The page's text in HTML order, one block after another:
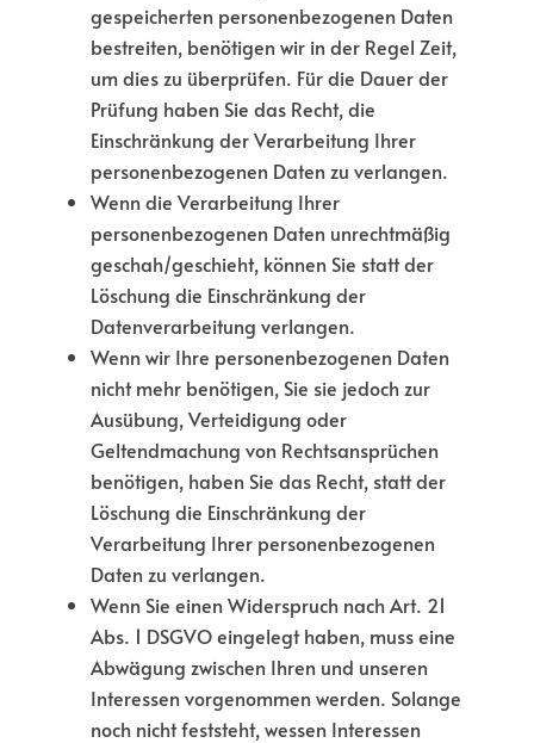
gespeicherten personenbezogenen Daten
bestreiten, benötigen wir in der Regel Zeit,
um dies zu überprüfen. Für die Dauer der
Prüfung haben Sie das Recht, die
Einschränkung der Verarbeitung Ihrer
personenbezogenen Daten zu verlangen.
Wenn die Verarbeitung Ihrer
personenbezogenen Daten unrechtmäßig
geschah/geschieht, können Sie statt der
Löschung die Einschränkung der
Datenverarbeitung verlangen.
Wenn wir Ihre personenbezogenen Daten
nicht mehr benötigen, Sie sie jedoch zur
Ausübung, Verteidigung oder
Geltendmachung von Rechtsansprüchen
benötigen, haben Sie das Recht, statt der
Löschung die Einschränkung der
Verarbeitung Ihrer personenbezogenen
Daten zu verlangen.
Wenn Sie einen Widerspruch nach Art. 21
Abs. 1 DSGVO eingelegt haben, muss eine
Abwägung zwischen Ihren und unseren
Interessen vorgenommen werden. Solange
noch nicht feststeht, wessen Interessen